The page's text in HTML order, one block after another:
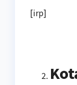
[irp]